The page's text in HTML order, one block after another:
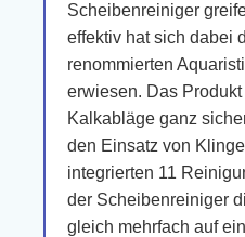
Scheibenreiniger
effektiv hat sich dabei
renommierten
erwiesen. Das
Kalkabläge ganz
den Einsatz von
integrierten 11
der Scheibenreiniger
gleich mehrfach auf